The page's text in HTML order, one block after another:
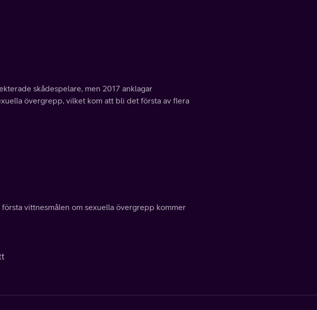
skådespelare, men 2017 anklagar
övergrepp, vilket kom att bli det första av flera
vittnesmålen om sexuella övergrepp kommer